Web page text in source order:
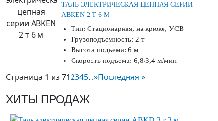
ТАЛЬ ЭЛЕКТРИЧЕСКАЯ ЦЕПНАЯ СЕРИИ
ABKEN 2 Т 6 М
Тип: Стационарная, на крюке, УСВ
Грузоподъемность: 2 т
Высота подъема: 6 м
Скорость подъема: 6,8/3,4 м/мин
Страница 1 из 712345...»Последняя »
ХИТЫ ПРОДАЖ